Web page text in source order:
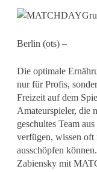
Berlin (ots) –
Die optimale
nur für Profis,
Freizeit auf dem
Amateurspieler, die
geschultes Team
verfügen, wissen
ausschöpfen
Zabiensky mit